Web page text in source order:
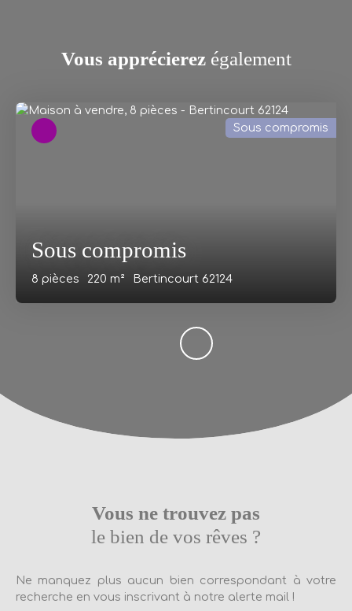
Vous apprécierezégalement
Sous compromis
8 pièces 220 m² Bertincourt 62124
Sous compromis
Vous ne trouvez pas
le bien de vos rêves ?
Ne manquez plus aucun bien correspondant à votre
recherche en vous inscrivant à notre alerte mail !